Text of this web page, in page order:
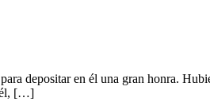
depositar en él una gran honra.
él, […]